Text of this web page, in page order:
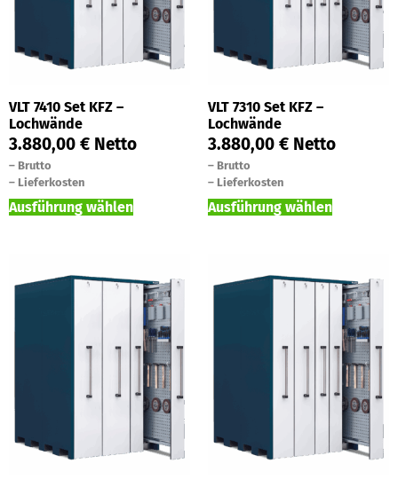
VLT 7410 Set KFZ –
Lochwände
3.880,00 € Netto
– Brutto
– Lieferkosten
Ausführung wählen
VLT 7310 Set KFZ –
Lochwände
3.880,00 € Netto
– Brutto
– Lieferkosten
Ausführung wählen